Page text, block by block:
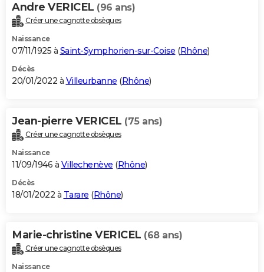
Andre VERICEL (96 ans)
Créer une cagnotte obsèques
Naissance
07/11/1925 à Saint-Symphorien-sur-Coise (Rhône)
Décès
20/01/2022 à Villeurbanne (Rhône)
Jean-pierre VERICEL (75 ans)
Créer une cagnotte obsèques
Naissance
11/09/1946 à Villechenève (Rhône)
Décès
18/01/2022 à Tarare (Rhône)
Marie-christine VERICEL (68 ans)
Créer une cagnotte obsèques
Naissance